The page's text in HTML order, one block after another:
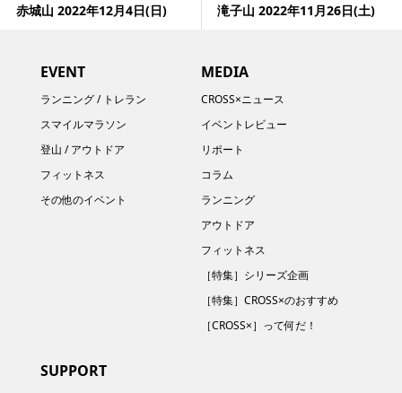
赤城山 2022年12月4日(日)
滝子山 2022年11月26日(土)
EVENT
ランニング / トレラン
スマイルマラソン
登山 / アウトドア
フィットネス
その他のイベント
MEDIA
CROSS×ニュース
イベントレビュー
リポート
コラム
ランニング
アウトドア
フィットネス
［特集］シリーズ企画
［特集］CROSS×のおすすめ
［CROSS×］って何だ！
SUPPORT